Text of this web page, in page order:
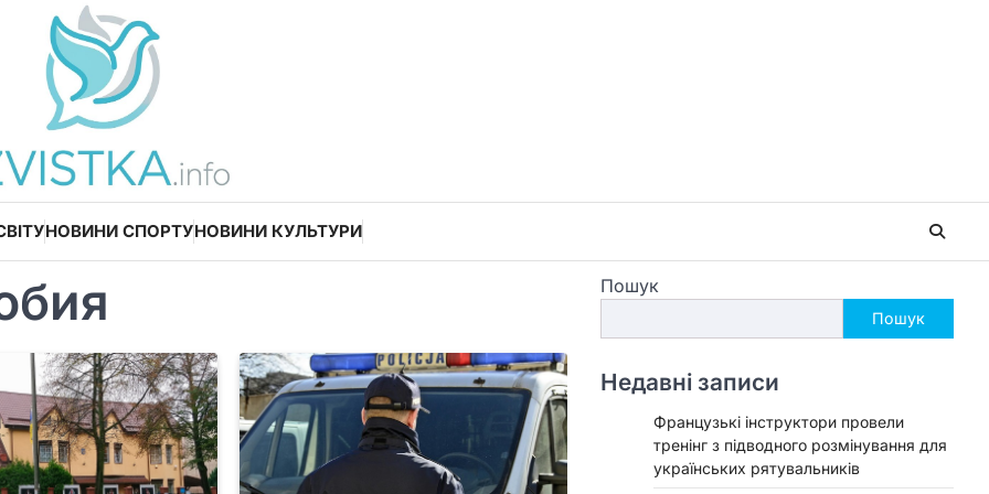
НОВИНИ СПОРТУНОВИНИ КУЛЬТУРИ
Пошук
Пошук
Недавні записи
Французькі інструктори провели
тренінг з підводного розмінування для
українських рятувальників